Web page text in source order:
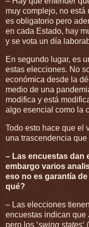
muy complejo, no
es obligatorio pero
en cada Estado, hay
y se vota un día
En segundo lugar, es
estas elecciones. No
económica desde la
medio de una
modifica y está
algo esencial como la
Todo esto hace que el
una trascendencia
– Las encuestas dan
embargo varios
eso no es garantía
qué?
– Las elecciones
encuestas indican que
pero los ‘swing states‘